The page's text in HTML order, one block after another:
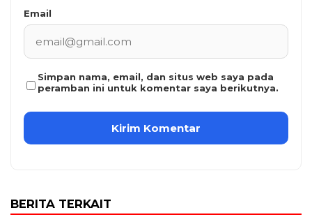
Email
Simpan nama, email, dan situs web saya pada
peramban ini untuk komentar saya berikutnya.
BERITA TERKAIT